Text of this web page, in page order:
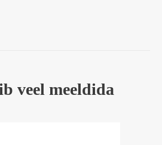
veel meeldida